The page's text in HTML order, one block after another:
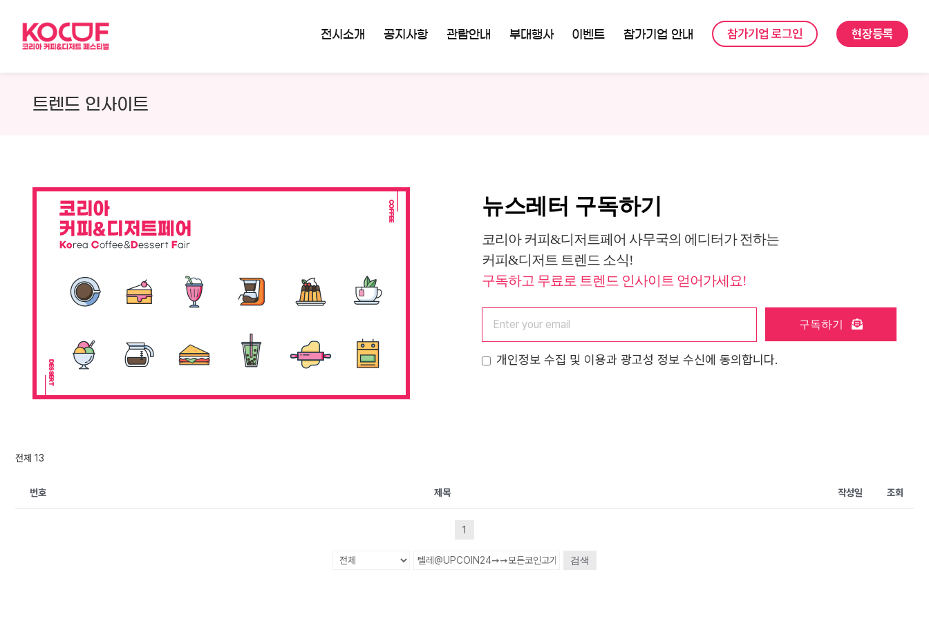
content
전시소개 공지사항 관람안내 부대행사 이벤트 참가기업 안내 참가기업 로그인 현장등록
트렌드 인사이트
뉴스레터 구독하기
코리아 커피&디저트페어 사무국의 에디터가 전하는
커피&디저트 트렌드 소식!
구독하고 무료로 트렌드 인사이트 얻어가세요!
구독하기
개인정보 수집 및 이용과 광고성 정보 수신에 동의합니다.
전체 13
번호 제목 작성일 조회
1
검색